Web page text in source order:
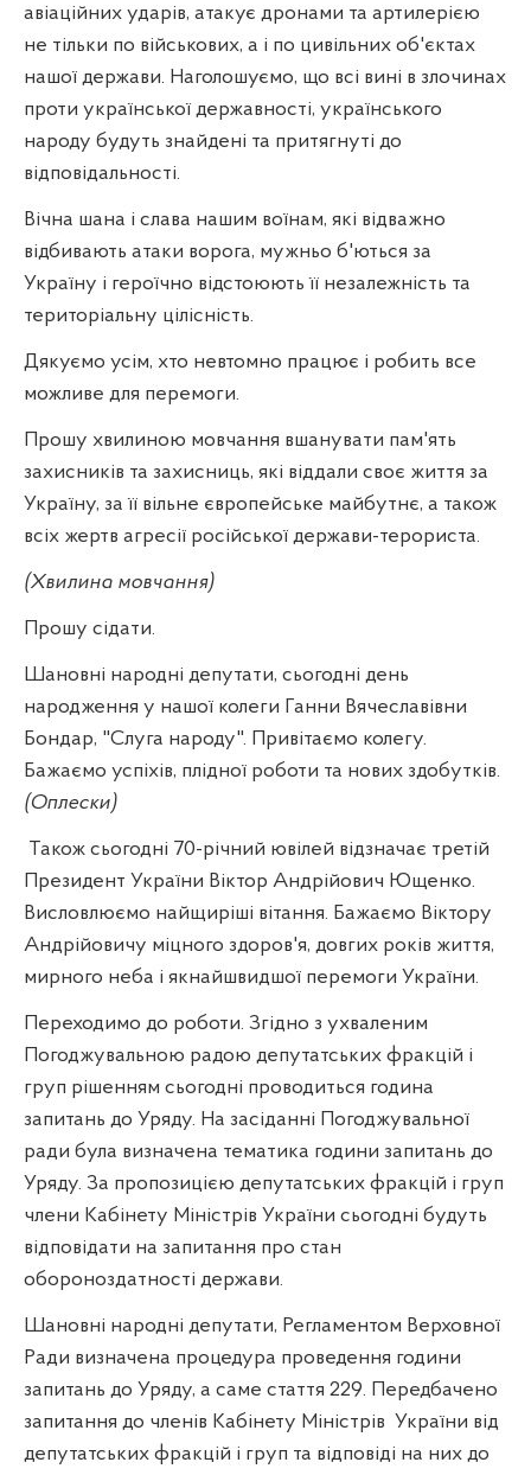
авіаційних ударів, атакує дронами та артилерією
не тільки по військових, а і по цивільних об'єктах
нашої держави. Наголошуємо, що всі вині в злочинах
проти української державності, українського
народу будуть знайдені та притягнуті до
відповідальності.
Вічна шана і слава нашим воїнам, які відважно
відбивають атаки ворога, мужньо б'ються за
Україну і героїчно відстоюють її незалежність та
територіальну цілісність.
Дякуємо усім, хто невтомно працює і робить все
можливе для перемоги.
Прошу хвилиною мовчання вшанувати пам'ять
захисників та захисниць, які віддали своє життя за
Україну, за її вільне європейське майбутнє, а також
всіх жертв агресії російської держави-терориста.
(Хвилина мовчання)
Прошу сідати.
Шановні народні депутати, сьогодні день
народження у нашої колеги Ганни Вячеславівни
Бондар, "Слуга народу". Привітаємо колегу.
Бажаємо успіхів, плідної роботи та нових здобутків.
(Оплески)
Також сьогодні 70-річний ювілей відзначає третій
Президент України Віктор Андрійович Ющенко.
Висловлюємо найщиріші вітання. Бажаємо Віктору
Андрійовичу міцного здоров'я, довгих років життя,
мирного неба і якнайшвидшої перемоги України.
Переходимо до роботи. Згідно з ухваленим
Погоджувальною радою депутатських фракцій і
груп рішенням сьогодні проводиться година
запитань до Уряду. На засіданні Погоджувальної
ради була визначена тематика години запитань до
Уряду. За пропозицією депутатських фракцій і груп
члени Кабінету Міністрів України сьогодні будуть
відповідати на запитання про стан
обороноздатності держави.
Шановні народні депутати, Регламентом Верховної
Ради визначена процедура проведення години
запитань до Уряду, а саме стаття 229. Передбачено
запитання до членів Кабінету Міністрів України від
депутатських фракцій і груп та відповіді на них до